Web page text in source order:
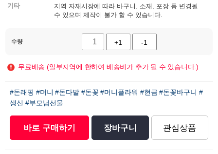
기타
지역 자재시장에 따라 바구니, 소재, 포장 등 변경될
수 있으며 제작이 불가 할 수 있습니다.
수량 +1 -1
무료배송 (일부지역에 한하여 배송비가 추가 될 수 있습니다.)
#돈래핑 #머니 #돈다발 #돈꽃 #머니플라워 #현금 #돈꽃바구니 #
생신 #부모님선물
바로 구매하기 장바구니 관심상품